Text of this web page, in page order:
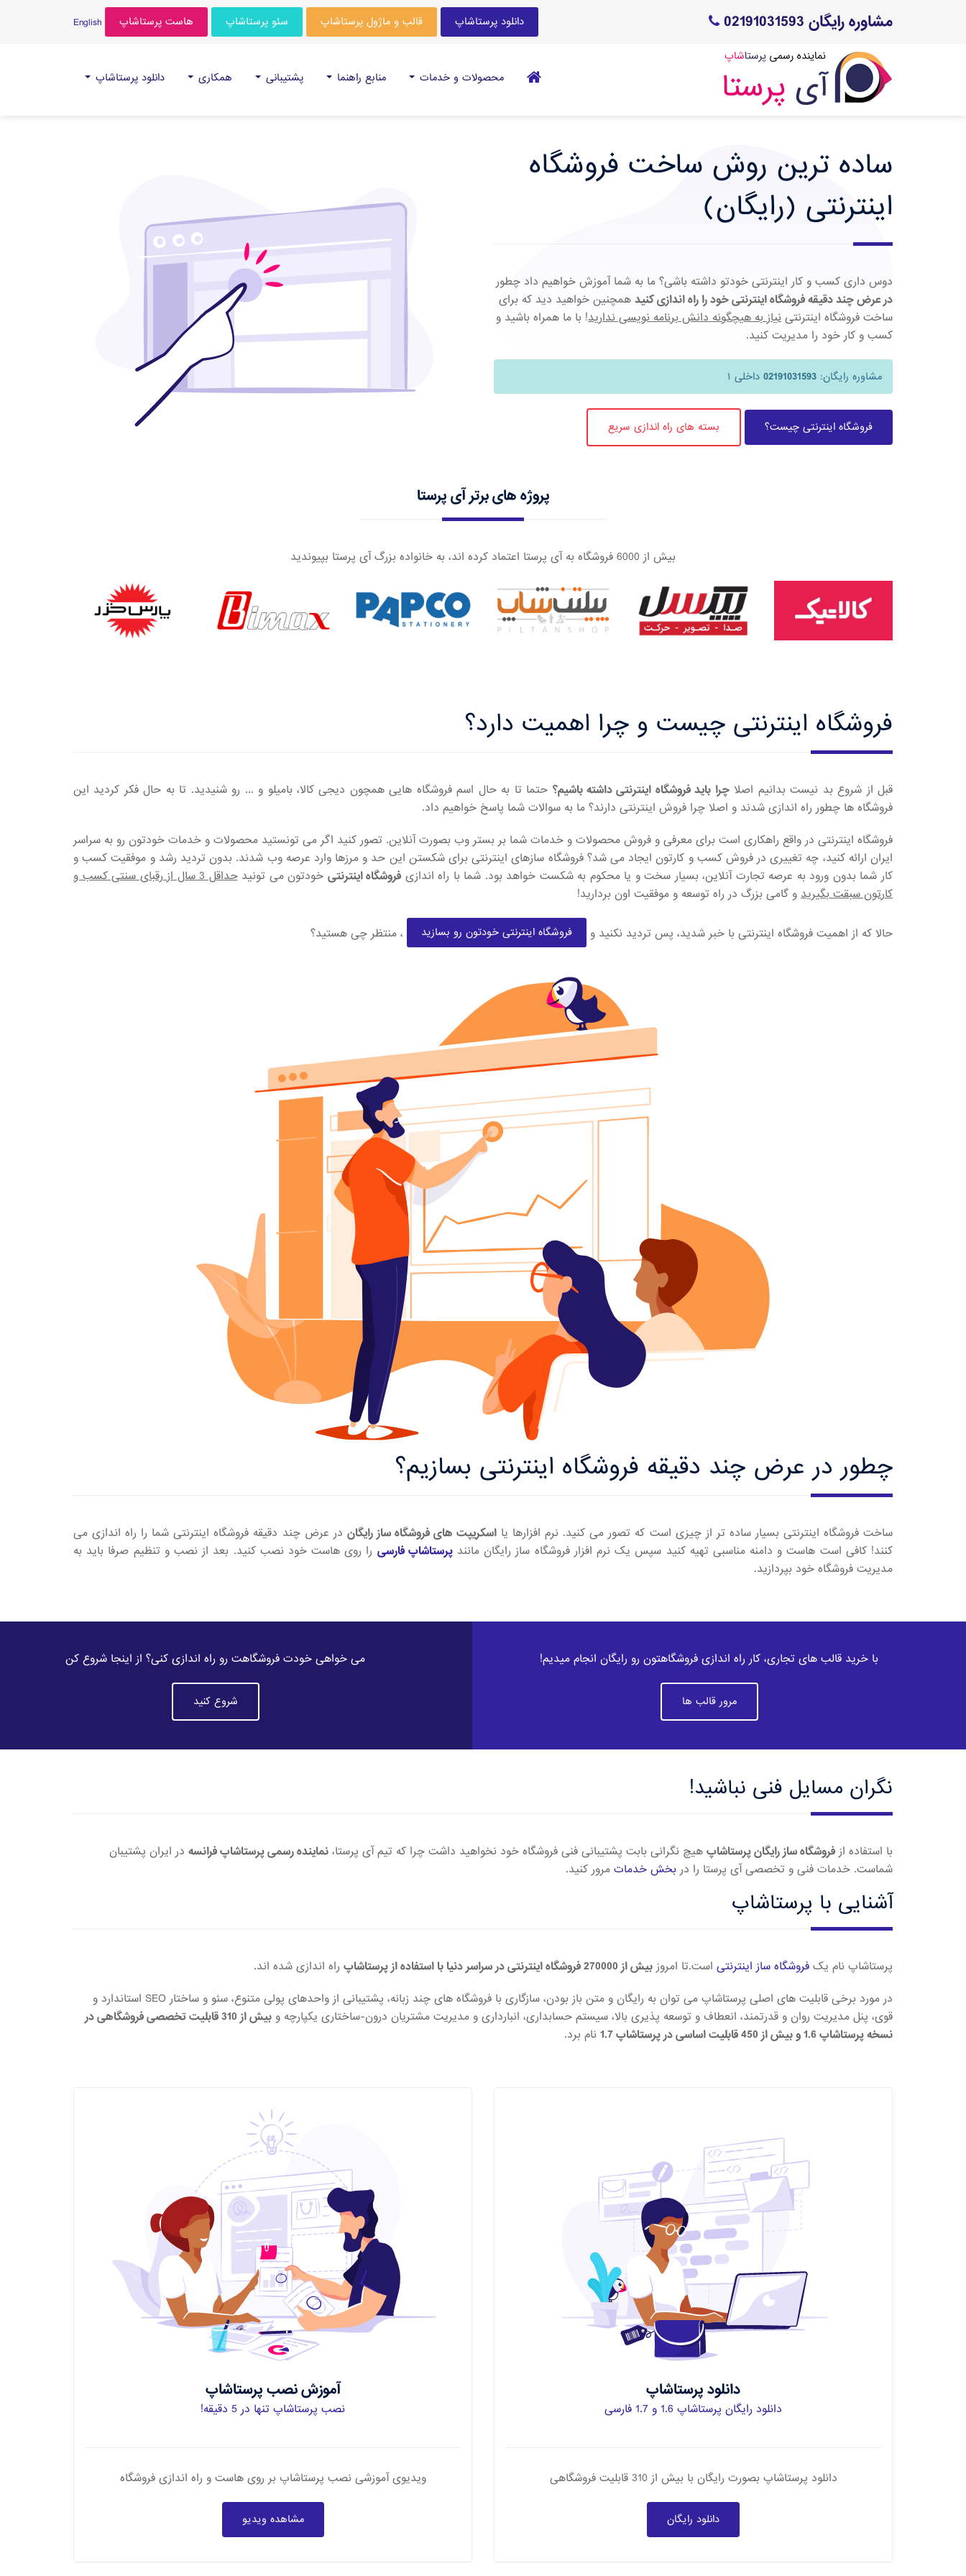
مشاوره رایگان 02191031593 دانلود پرستاشاپ قالب و ماژول پرستاشاپ سئو پرستاشاپ هاست پرستاشاپ English
محصولات و خدمات منابع راهنما پشتیبانی همکاری دانلود پرستاشاپ
ساده ترین روش ساخت فروشگاه
اینترنتی (رایگان)
دوس داری کسب و کار اینترنتی خودتو داشته باشی؟ ما به شما آموزش خواهیم داد چطور
در عرض چند دقیقه فروشگاه اینترنتی خود را راه اندازی کنید همچنین خواهید دید که برای
ساخت فروشگاه اینترنتی نیاز به هیچگونه دانش برنامه نویسی ندارید! با ما همراه باشید و
کسب و کار خود را مدیریت کنید.
مشاوره رایگان: 02191031593 داخلی ۱
فروشگاه اینترنتی چیست؟ بسته های راه اندازی سریع
پروژه های برتر آی پرستا
بیش از 6000 فروشگاه به آی پرستا اعتماد کرده اند، به خانواده بزرگ آی پرستا بپیوندید
فروشگاه اینترنتی چیست و چرا اهمیت دارد؟
قبل از شروع بد نیست بدانیم اصلاچرا باید فروشگاه اینترنتی داشته باشیم؟ حتما تا به حال اسم فروشگاه هایی همچون دیجی کالا، بامیلو و ... رو شنیدید. تا به حال فکر کردید این
فروشگاه ها چطور راه اندازی شدند و اصلا چرا فروش اینترنتی دارند؟ ما به سوالات شما پاسخ خواهیم داد.
فروشگاه اینترنتی در واقع راهکاری است برای معرفی و فروش محصولات و خدمات شما بر بستر وب بصورت آنلاین. تصور کنید اگر می تونستید محصولات و خدمات خودتون رو به سراسر
ایران ارائه کنید، چه تغییری در فروش کسب و کارتون ایجاد می شد؟ فروشگاه سازهای اینترنتی برای شکستن این حد و مرزها وارد عرصه وب شدند. بدون تردید رشد و موفقیت کسب و
کار شما بدون ورود به عرصه تجارت آنلاین، بسیار سخت و یا محکوم به شکست خواهد بود. شما با راه اندازی فروشگاه اینترنتی خودتون می تونید
حداقل 3 سال از رقبای سنتی کسب و
کارتون سبقت بگیرید و گامی بزرگ در راه توسعه و موفقیت اون بردارید!
حالا که از اهمیت فروشگاه اینترنتی با خبر شدید، پس تردید نکنید و فروشگاه اینترنتی خودتون رو بسازید ، منتظر چی هستید؟
چطور در عرض چند دقیقه فروشگاه اینترنتی بسازیم؟
ساخت فروشگاه اینترنتی بسیار ساده تر از چیزی است که تصور می کنید. نرم افزارها یااسکریپت های فروشگاه ساز رایگان در عرض چند دقیقه فروشگاه اینترنتی شما را راه اندازی می
کنند! کافی است هاست و دامنه مناسبی تهیه کنید سپس یک نرم افزار فروشگاه ساز رایگان مانندپرستاشاپ فارسی را روی هاست خود نصب کنید. بعد از نصب و تنظیم صرفا باید به
مدیریت فروشگاه خود بپردازید.
با خرید قالب های تجاری، کار راه اندازی فروشگاهتون رو رایگان انجام میدیم!
مرور قالب ها
می خواهی خودت فروشگاهت رو راه اندازی کنی؟ از اینجا شروع کن
شروع کنید
نگران مسایل فنی نباشید!
با استفاده از فروشگاه ساز رایگان پرستاشاپ هیچ نگرانی بابت پشتیبانی فنی فروشگاه خود نخواهید داشت چرا که تیم آی پرستا، نماینده رسمی پرستاشاپ فرانسه در ایران پشتیبان
شماست. خدمات فنی و تخصصی آی پرستا را در بخش خدمات مرور کنید.
آشنایی با پرستاشاپ
پرستاشاپ نام یک فروشگاه ساز اینترنتی است.تا امروز بیش از 270000 فروشگاه اینترنتی در سراسر دنیا با استفاده از پرستاشاپ
راه اندازی شده اند.
در مورد برخی قابلیت های اصلی پرستاشاپ می توان به رایگان و متن باز بودن، سازگاری با فروشگاه های چند زبانه، پشتیبانی از واحدهای پولی متنوع، سئو و ساختار SEO استاندارد و
قوی، پنل مدیریت روان و قدرتمند، انعطاف و توسعه پذیری بالا، سیستم حسابداری، انبارداری و مدیریت مشتریان درون-ساختاری یکپارچه و
بیش از 310 قابلیت تخصصی فروشگاهی در
نسخه پرستاشاپ 1.6 و بیش از 450 قابلیت اساسی در پرستاشاپ 1.7
نام برد.
دانلود پرستاشاپ
دانلود رایگان پرستاشاپ 1.6 و 1.7 فارسی
دانلود پرستاشاپ بصورت رایگان با بیش از 310 قابلیت فروشگاهی
دانلود رایگان
آموزش نصب پرستاشاپ
نصب پرستاشاپ تنها در 5 دقیقه!
ویدیوی آموزشی نصب پرستاشاپ بر روی هاست و راه اندازی فروشگاه
مشاهده ویدیو